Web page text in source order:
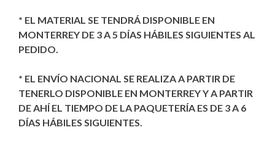
* EL MATERIAL SE TENDRÁ DISPONIBLE EN
MONTERREY DE 3 A 5 DÍAS HÁBILES SIGUIENTES AL
PEDIDO.
* EL ENVÍO NACIONAL SE REALIZA A PARTIR DE
TENERLO DISPONIBLE EN MONTERREY Y A PARTIR
DE AHÍ EL TIEMPO DE LA PAQUETERÍA ES DE 3 A 6
DÍAS HÁBILES SIGUIENTES.